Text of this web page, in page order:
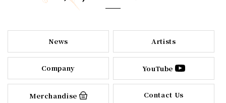
News Artists
Company YouTube
Merchandise Contact Us